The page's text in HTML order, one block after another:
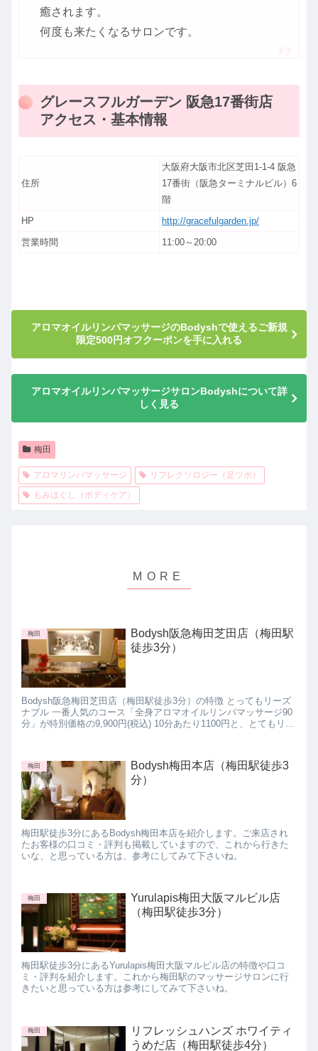
癒されます。
何度も来たくなるサロンです。
グレースフルガーデン 阪急17番街店
アクセス・基本情報
住所
大阪府大阪市北区芝田1-1-4 阪急
17番街（阪急ターミナルビル）6
階
HP
http://gracefulgarden.jp/
営業時間
11:00～20:00
アロマオイルリンパマッサージのBodyshで使えるご新規
限定500円オフクーポンを手に入れる
アロマオイルリンパマッサージサロンBodyshについて詳
しく見る
梅田
アロマリンパマッサージ
リフレクソロジー（足ツボ）
もみほぐし（ボディケア）
梅田
Bodysh阪急梅田芝田店（梅田駅
徒歩3分）
Bodysh阪急梅田芝田店（梅田駅徒歩3分）の特徴 とってもリーズ
ナブル 一番人気のコース「全身アロマオイルリンパマッサージ90
分」が特別価格の9,900円(税込) 10分あたり1100円と、とてもリー
梅田
Bodysh梅田本店（梅田駅徒歩3
分）
梅田駅徒歩3分にあるBodysh梅田本店を紹介します。ご来店され
たお客様の口コミ・評判も掲載していますので、これから行きた
いな、と思っている方は、参考にしてみて下さいね。
梅田
Yurulapis梅田大阪マルビル店
（梅田駅徒歩3分）
梅田駅徒歩3分にあるYurulapis梅田大阪マルビル店の特徴や口コ
ミ・評判を紹介します。これから梅田駅のマッサージサロンに行
きたいと思っている方は参考にしてみて下さいね。
梅田
リフレッシュハンズ ホワイティ
うめだ店（梅田駅徒歩4分）